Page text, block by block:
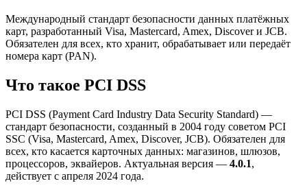
Международный стандарт безопасности данных платёжных
карт, разработанный Visa, Mastercard, Amex, Discover и JCB.
Обязателен для всех, кто хранит, обрабатывает или передаёт
номера карт (PAN).
Что такое PCI DSS
PCI DSS (Payment Card Industry Data Security Standard) —
стандарт безопасности, созданный в 2004 году советом PCI
SSC (Visa, Mastercard, Amex, Discover, JCB). Обязателен для
всех, кто касается карточных данных: магазинов, шлюзов,
процессоров, эквайеров. Актуальная версия — 4.0.1,
действует с апреля 2024 года.